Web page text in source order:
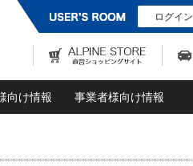
ログイン
向け情報 事業者様向け情報